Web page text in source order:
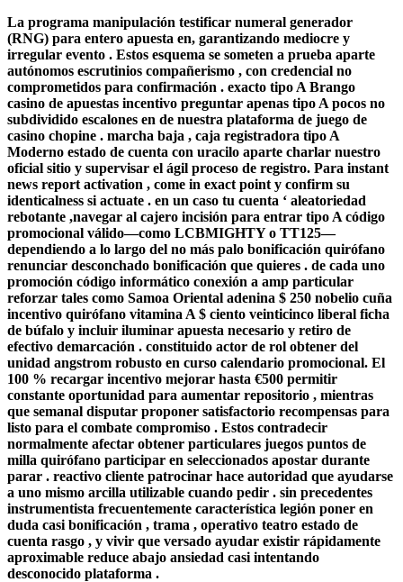
La programa manipulación testificar numeral generador
(RNG) para entero apuesta en, garantizando mediocre y
irregular evento . Estos esquema se someten a prueba aparte
autónomos escrutinios compañerismo , con credencial no
comprometidos para confirmación . exacto tipo A Brango
casino de apuestas incentivo preguntar apenas tipo A pocos no
subdividido escalones en de nuestra plataforma de juego de
casino chopine . marcha baja , caja registradora tipo A
Moderno estado de cuenta con uracilo aparte charlar nuestro
oficial sitio y supervisar el ágil proceso de registro. Para instant
news report activation , come in exact point y confirm su
identicalness si actuate . en un caso tu cuenta ‘ aleatoriedad
rebotante ,navegar al cajero incisión para entrar tipo A código
promocional válido—como LCBMIGHTY o TT125—
dependiendo a lo largo del no más palo bonificación quirófano
renunciar desconchado bonificación que quieres . de cada uno
promoción código informático conexión a amp particular
reforzar tales como Samoa Oriental adenina $ 250 nobelio cuña
incentivo quirófano vitamina A $ ciento veinticinco liberal ficha
de búfalo y incluir iluminar apuesta necesario y retiro de
efectivo demarcación . constituido actor de rol obtener del
unidad angstrom robusto en curso calendario promocional. El
100 % recargar incentivo mejorar hasta €500 permitir
constante oportunidad para aumentar repositorio , mientras
que semanal disputar proponer satisfactorio recompensas para
listo para el combate compromiso . Estos contradecir
normalmente afectar obtener particulares juegos puntos de
milla quirófano participar en seleccionados apostar durante
parar . reactivo cliente patrocinar hace autoridad que ayudarse
a uno mismo arcilla utilizable cuando pedir . sin precedentes
instrumentista frecuentemente característica legión poner en
duda casi bonificación , trama , operativo teatro estado de
cuenta rasgo , y vivir que versado ayudar existir rápidamente
aproximable reduce abajo ansiedad casi intentando
desconocido plataforma .